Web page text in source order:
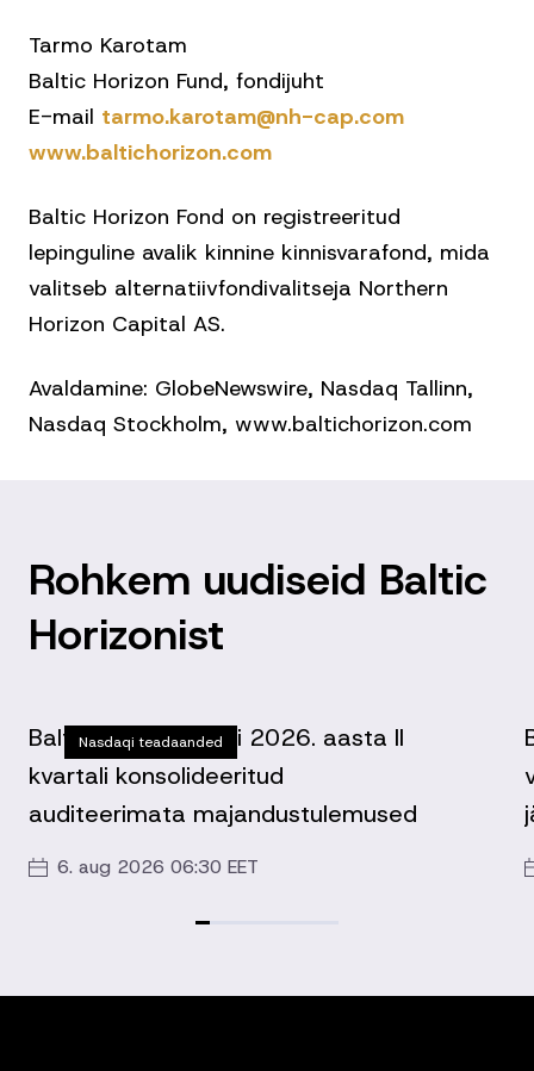
Tarmo Karotam
Baltic Horizon Fund, fondijuht
E-mail tarmo.karotam@nh-cap.com
www.baltichorizon.com
Baltic Horizon Fond on registreeritud
lepinguline avalik kinnine kinnisvarafond, mida
valitseb alternatiivfondivalitseja Northern
Horizon Capital AS.
Avaldamine: GlobeNewswire, Nasdaq Tallinn,
Nasdaq Stockholm, www.baltichorizon.com
Rohkem uudiseid Baltic
Horizonist
Nasdaqi teadaanded
Baltic Horizon Fondi 2026. aasta II
kvartali konsolideeritud
auditeerimata majandustulemused
6. aug 2026 06:30 EET